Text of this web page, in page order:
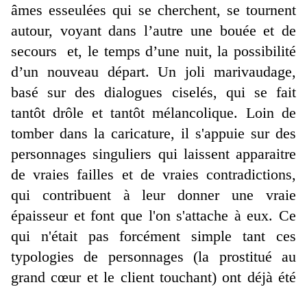
âmes esseulées qui se cherchent, se tournent
autour, voyant dans l’autre une bouée et de
secours et, le temps d’une nuit, la possibilité
d’un nouveau départ. Un joli marivaudage,
basé sur des dialogues ciselés, qui se fait
tantôt drôle et tantôt mélancolique. Loin de
tomber dans la caricature, il s'appuie sur des
personnages singuliers qui laissent apparaitre
de vraies failles et de vraies contradictions,
qui contribuent à leur donner une vraie
épaisseur et font que l'on s'attache à eux. Ce
qui n'était pas forcément simple tant ces
typologies de personnages (la prostitué au
grand cœur et le client touchant) ont déjà été